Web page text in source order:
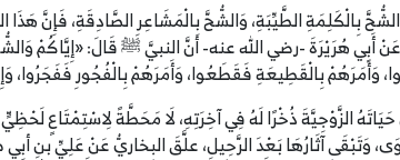
بِالْكَلِمَةِ الطَّيِّبَةِ، وَالشُّحَّ بِالْمَشَاعِرِ الصَّادِقَةِ، فَإِنَّ
هُرَيْرَةَ -رضي الله عنه- أنَّ النبيَّ ﷺ قَالَ: «إِيَّاكُمْ
الزَّوْجِيَّةَ ذُخْرًا لَهُ فِي آخِرَتِهِ، لَا مَحَطَّةً لِاسْتِمْتَاعٍ
وَتَبْقَى آثَارُهَا بَعْدَ الرَّحِيلِ، علَّقَ البخاريُّ عَنْ عَلِيِّ بنِ أبِي